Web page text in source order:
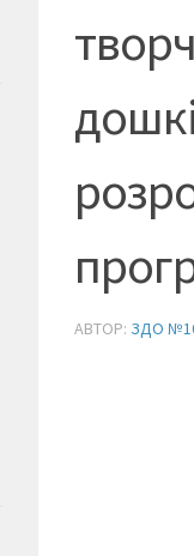
АВТОР: ЗДО